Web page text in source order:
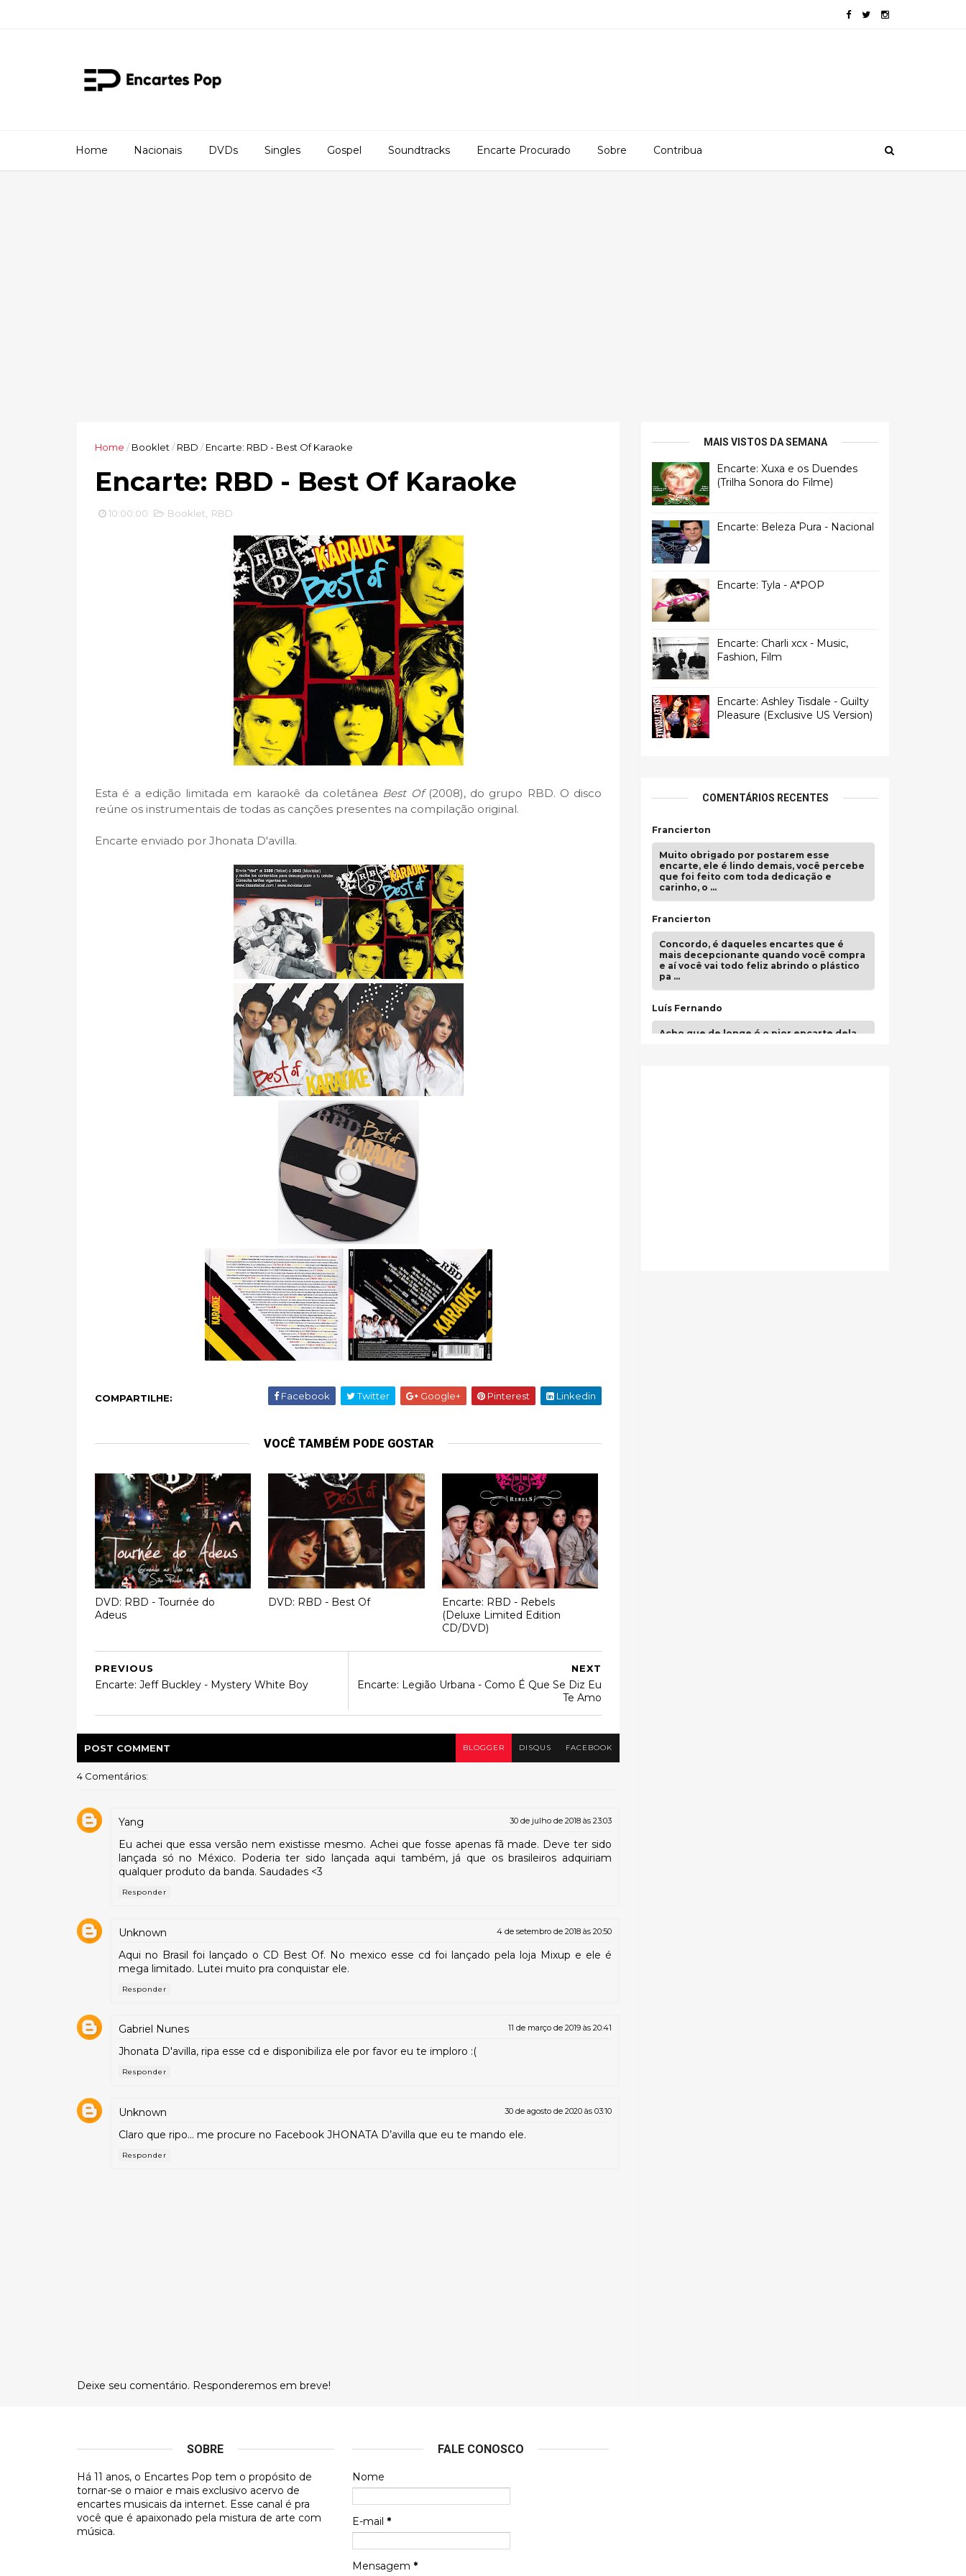
Home Nacionais DVDs Singles Gospel Soundtracks Encarte Procurado Sobre Contribua
Home / Booklet / RBD / Encarte: RBD - Best Of Karaoke
Encarte: RBD - Best Of Karaoke
10:00:00 Booklet RBD
Esta é a edição limitada em karaokê da coletânea Best Of (2008), do grupo RBD. O disco
reúne os instrumentais de todas as canções presentes na compilação original.
Encarte enviado por Jhonata D'avilla.
COMPARTILHE: Facebook Twitter Google+ Pinterest Linkedin
VOCÊ TAMBÉM PODE GOSTAR
DVD: RBD - Tournée do
Adeus
DVD: RBD - Best Of
Encarte: RBD - Rebels
(Deluxe Limited Edition
CD/DVD)
NEXT
Encarte: Legião Urbana - Como É Que Se Diz Eu
Te Amo
PREVIOUS
Encarte: Jeff Buckley - Mystery White Boy
POST COMMENT BLOGGER DISQUS FACEBOOK
4 Comentários:
Yang 30 de julho de 2018 às 23:03
Eu achei que essa versão nem existisse mesmo. Achei que fosse apenas fã made. Deve ter sido
lançada só no México. Poderia ter sido lançada aqui também, já que os brasileiros adquiriam
qualquer produto da banda. Saudades <3
Responder
Unknown 4 de setembro de 2018 às 20:50
Aqui no Brasil foi lançado o CD Best Of. No mexico esse cd foi lançado pela loja Mixup e ele é
mega limitado. Lutei muito pra conquistar ele.
Responder
Gabriel Nunes 11 de março de 2019 às 20:41
Jhonata D'avilla, ripa esse cd e disponibiliza ele por favor eu te imploro :(
Responder
Unknown 30 de agosto de 2020 às 03:10
Claro que ripo... me procure no Facebook JHONATA D’avilla que eu te mando ele.
Responder
Deixe seu comentário. Responderemos em breve!
MAIS VISTOS DA SEMANA
Encarte: Xuxa e os Duendes
(Trilha Sonora do Filme)
Encarte: Beleza Pura - Nacional
Encarte: Tyla - A*POP
Encarte: Charli xcx - Music,
Fashion, Film
Encarte: Ashley Tisdale - Guilty
Pleasure (Exclusive US Version)
COMENTÁRIOS RECENTES
Francierton
Muito obrigado por postarem esse
encarte, ele é lindo demais, você percebe
que foi feito com toda dedicação e
carinho, o …
Francierton
Concordo, é daqueles encartes que é
mais decepcionante quando você compra
e aí você vai todo feliz abrindo o plástico
pa …
Luís Fernando
Acho que de longe é o pior encarte dela.
SOBRE
Há 11 anos, o Encartes Pop tem o propósito de
tornar-se o maior e mais exclusivo acervo de
encartes musicais da internet. Esse canal é pra
você que é apaixonado pela mistura de arte com
música.
FALE CONOSCO
Nome
E-mail *
Mensagem *